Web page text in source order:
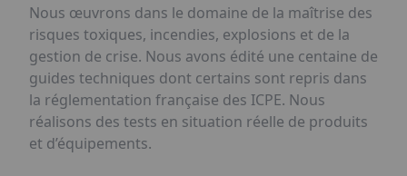
Nous œuvrons dans le domaine de la maîtrise des
risques toxiques, incendies, explosions et de la
gestion de crise. Nous avons édité une centaine de
guides techniques dont certains sont repris dans
la réglementation française des ICPE. Nous
réalisons des tests en situation réelle de produits
et d’équipements.